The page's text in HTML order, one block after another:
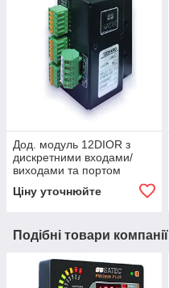
Дод. модуль 12DIOR з
дискретними входами/
виходами та портом
зв'язку для приладів Satec
PM130, PM135, EM132,
Ціну уточнюйте
Подібні товари компанії